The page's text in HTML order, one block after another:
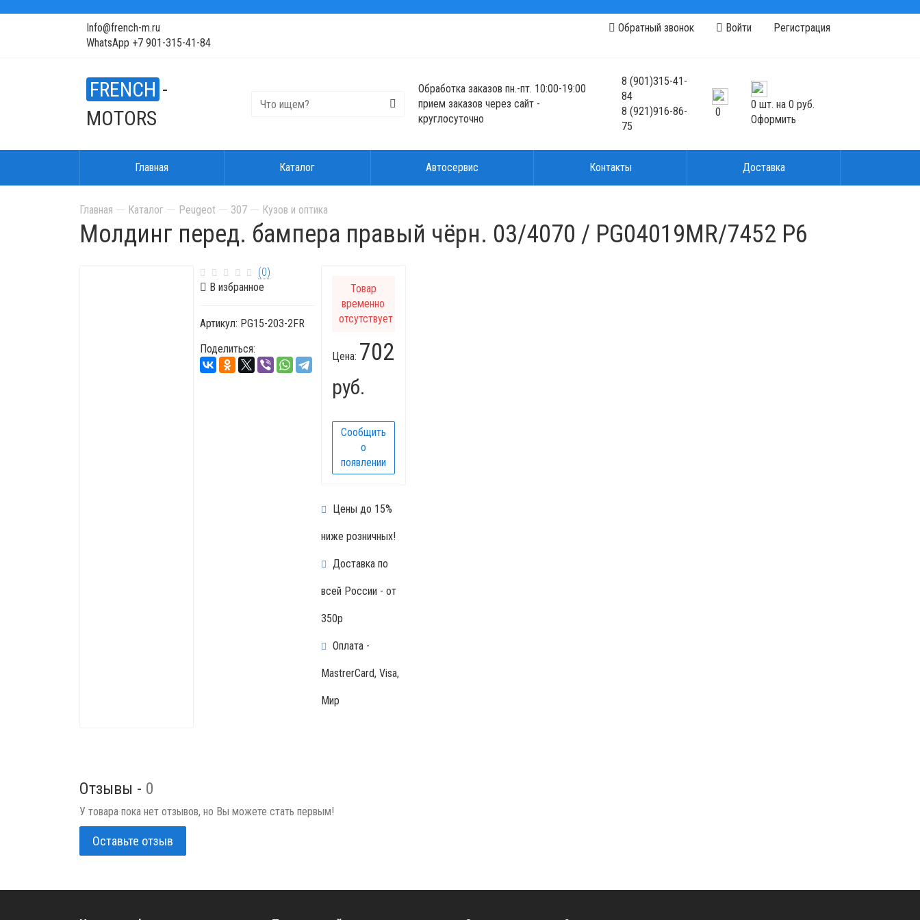
Info@french-m.ru
WhatsApp +7 901-315-41-84
Обратный звонок Войти Регистрация
FRENCH -
MOTORS
Обработка заказов пн.-пт. 10:00-19:00
прием заказов через сайт -
круглосуточно
8(901)315-41-
84
8(921)916-86-
75
0
0 шт. на 0 руб.
Оформить
Главная Каталог Автосервис Контакты Доставка
Главная Каталог Peugeot 307 Кузов и оптика
Молдинг перед. бампера правый чёрн. 03/4070 / PG04019MR/7452 P6
(0)
В избранное
Артикул: PG15-203-2FR
Поделиться:
Товар
временно
отсутствует
Цена: 702
руб.
Сообщить
о
появлении
Цены до 15%
ниже розничных!
Доставка по
всей России - от
350р
Оплата -
MastrerCard, Visa,
Мир
Отзывы - 0
У товара пока нет отзывов, но Вы можете стать первым!
Оставьте отзыв